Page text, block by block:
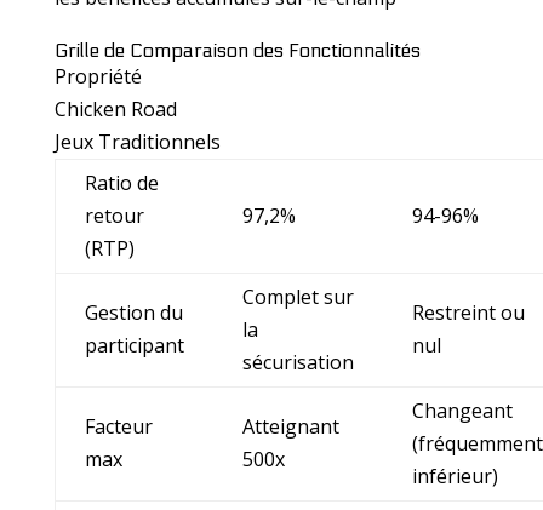
Grille de Comparaison des Fonctionnalités
Propriété
Chicken Road
Jeux Traditionnels
Ratio de
retour
(RTP)
97,2% 94-96%
Gestion du
participant
Complet sur
la
sécurisation
Restreint ou
nul
Facteur
max
Atteignant
500x
Changeant
(fréquemment
inférieur)